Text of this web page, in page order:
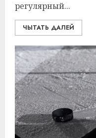
регулярный...
ЧЫТАТЬ ДАЛЕЙ